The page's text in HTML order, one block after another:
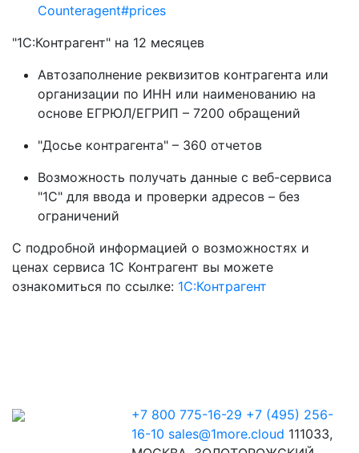
Counteragent#prices
"1С:Контрагент" на 12 месяцев
Автозаполнение реквизитов контрагента или
организации по ИНН или наименованию на
основе ЕГРЮЛ/ЕГРИП – 7200 обращений
"Досье контрагента" – 360 отчетов
Возможность получать данные с веб-сервиса
"1С" для ввода и проверки адресов – без
ограничений
С подробной информацией о возможностях и
ценах сервиса 1С Контрагент вы можете
ознакомиться по ссылке: 1С:Контрагент
+7 800 775-16-29 +7 (495) 256-
16-10 sales@1more.cloud 111033,